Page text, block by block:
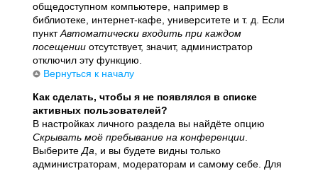
общедоступном компьютере, например в
библиотеке, интернет-кафе, университете и т. д. Если
пунктАвтоматически входить при каждом
посещении отсутствует, значит, администратор
отключил эту функцию.
Вернуться к началу
Как сделать, чтобы я не появлялся в списке
активных пользователей?
В настройках личного раздела вы найдёте опцию
Скрывать моё пребывание на конференции
ВыберитеДа , и вы будете видны только
администраторам, модераторам и самому себе. Для